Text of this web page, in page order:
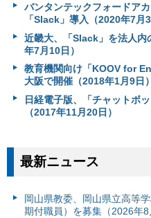
バンタンテックフォードア
「Slack」導入（2020年7月
近畿大、「Slack」を法人内
年7月10日）
教育機関向け「KOOV for
大阪で開催（2018年1月9日）
日経電子版、「チャットボ
（2017年11月20日）
最新ニュース
岡山県教委、岡山県立高等
期付職員）を募集（2026年8